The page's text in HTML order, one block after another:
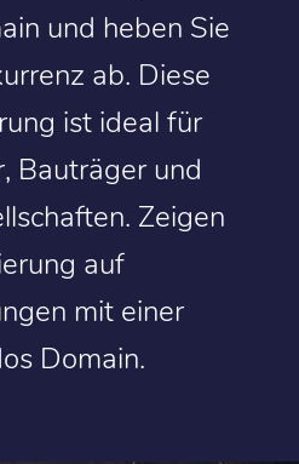
und heben Sie
ab. Diese
ist ideal für
Bauträger und
Zeigen
auf
mit einer
Domain.